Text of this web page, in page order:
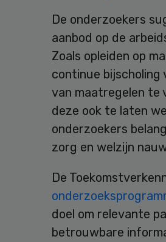
De onderzoekers
aanbod op de
Zoals opleiden op
continue bijscholing
van maatregelen te
deze ook te laten
onderzoekers
zorg en welzijn
De
doel om relevante
betrouwbare